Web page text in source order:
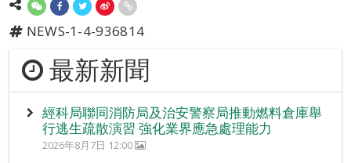
NEWS-1-4-936814
最新新聞
經科局聯同消防局及治安警察局推動燃料倉庫舉
行逃生疏散演習 強化業界應急處理能力
2026年8月7日 12:00